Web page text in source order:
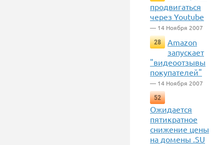
продвигаться
через Youtube
— 14 Ноября 2007
28
Amazon
запускает
"видеоотзывы
покупателей"
— 14 Ноября 2007
52
Ожидается
пятикратное
снижение цены
на домены .SU